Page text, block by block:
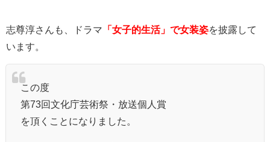
志尊淳さんも、ドラマ 「女子的生活」で女装姿を披露して
います。
この度
第73回文化庁芸術祭・放送個人賞
を頂くことになりました。